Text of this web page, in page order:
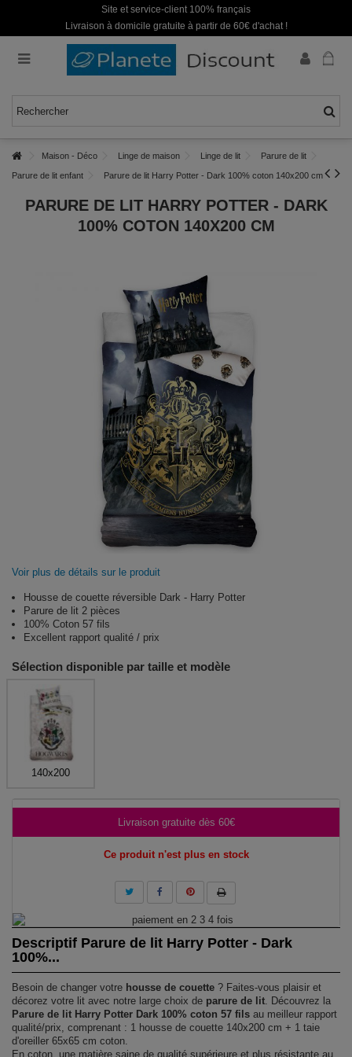
Site et service-client 100% français
Livraison à domicile gratuite à partir de 60€ d'achat !
Maison - Déco Linge de maison Linge de lit Parure de lit
Parure de lit enfant Parure de lit Harry Potter - Dark 100% coton 140x200 cm
PARURE DE LIT HARRY POTTER - DARK
100% COTON 140X200 CM
Voir plus de détails sur le produit
Housse de couette réversible Dark - Harry Potter
Parure de lit 2 pièces
100% Coton 57 fils
Excellent rapport qualité / prix
Sélection disponible par taille et modèle
140x200
Livraison gratuite dès 60€
Ce produit n'est plus en stock
Descriptif Parure de lit Harry Potter - Dark
100%...
Besoin de changer votre housse de couette ? Faites-vous plaisir et
décorez votre lit avec notre large choix de parure de lit. Découvrez la
Parure de lit Harry Potter Dark 100% coton 57 fils au meilleur rapport
qualité/prix, comprenant : 1 housse de couette 140x200 cm + 1 taie
d'oreiller 65x65 cm coton.
En coton, une matière saine de qualité supérieure et plus résistante au